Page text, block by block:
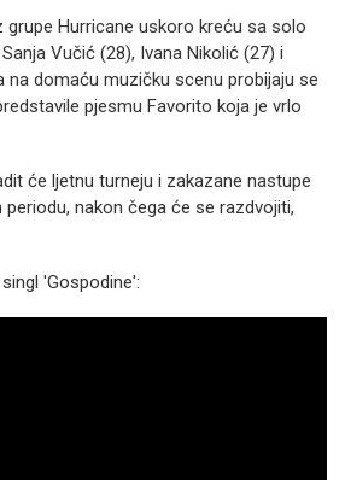
grupe Hurricane uskoro kreću sa solo
Vučić (28), Ivana Nikolić (27) i
na domaću muzičku scenu probijaju se
pjesmu Favorito koja je vrlo
će ljetnu turneju i zakazane nastupe
nakon čega će se razdvojiti,
'Gospodine':